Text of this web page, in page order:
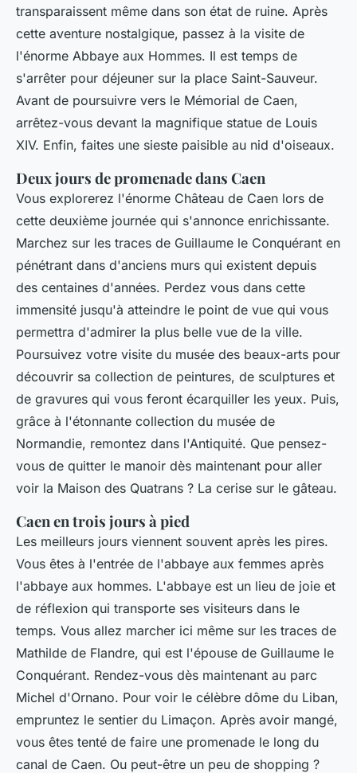
transparaissent même dans son état de ruine. Après
cette aventure nostalgique, passez à la visite de
l'énorme Abbaye aux Hommes. Il est temps de
s'arrêter pour déjeuner sur la place Saint-Sauveur.
Avant de poursuivre vers le Mémorial de Caen,
arrêtez-vous devant la magnifique statue de Louis
XIV. Enfin, faites une sieste paisible au nid d'oiseaux.
Deux jours de promenade dans Caen
Vous explorerez l'énorme Château de Caen lors de
cette deuxième journée qui s'annonce enrichissante.
Marchez sur les traces de Guillaume le Conquérant en
pénétrant dans d'anciens murs qui existent depuis
des centaines d'années. Perdez vous dans cette
immensité jusqu'à atteindre le point de vue qui vous
permettra d'admirer la plus belle vue de la ville.
Poursuivez votre visite du musée des beaux-arts pour
découvrir sa collection de peintures, de sculptures et
de gravures qui vous feront écarquiller les yeux. Puis,
grâce à l'étonnante collection du musée de
Normandie, remontez dans l'Antiquité. Que pensez-
vous de quitter le manoir dès maintenant pour aller
voir la Maison des Quatrans ? La cerise sur le gâteau.
Caen en trois jours à pied
Les meilleurs jours viennent souvent après les pires.
Vous êtes à l'entrée de l'abbaye aux femmes après
l'abbaye aux hommes. L'abbaye est un lieu de joie et
de réflexion qui transporte ses visiteurs dans le
temps. Vous allez marcher ici même sur les traces de
Mathilde de Flandre, qui est l'épouse de Guillaume le
Conquérant. Rendez-vous dès maintenant au parc
Michel d'Ornano. Pour voir le célèbre dôme du Liban,
empruntez le sentier du Limaçon. Après avoir mangé,
vous êtes tenté de faire une promenade le long du
canal de Caen. Ou peut-être un peu de shopping ?